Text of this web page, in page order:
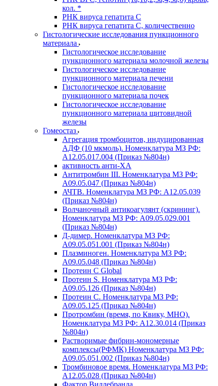
кол. *
РНК вируса гепатита C
РНК вируса гепатита C, количественно
Гистологические исследования пункционного
материала
Гистологическое исследование
пункционного материала молочной железы
Гистологическое исследование
пункционного материала печени
Гистологическое исследование
пункционного материала почек
Гистологическое исследование
пункционного материала щитовидной
железы
Гомеостаз
Агрегация тромбоцитов, индуцированная
АДФ (10 мкмоль). Номенклатура МЗ РФ:
A12.05.017.004 (Приказ №804н)
активность анти-ХА
Антитромбин III. Номенклатура МЗ РФ:
A09.05.047 (Приказ №804н)
АЧТВ. Номенклатура МЗ РФ: A12.05.039
(Приказ №804н)
Волчаночный антикоагулянт (скрининг).
Номенклатура МЗ РФ: A09.05.029.001
(Приказ №804н)
Д-димер. Номенклатура МЗ РФ:
A09.05.051.001 (Приказ №804н)
Плазминоген. Номенклатура МЗ РФ:
A09.05.048 (Приказ №804н)
Протеин C Global
Протеин S. Номенклатура МЗ РФ:
A09.05.126 (Приказ №804н)
Протеин С. Номенклатура МЗ РФ:
A09.05.125 (Приказ №804н)
Протромбин (время, по Квику, МНО).
Номенклатура МЗ РФ: A12.30.014 (Приказ
№804н)
Растворимые фибрин-мономерные
комплексы(РФМК) Номенклатура МЗ РФ:
A09.05.051.002 (Приказ №804н)
Тромбиновое время. Номенклатура МЗ РФ:
A12.05.028 (Приказ №804н)
Фактор Виллебранда